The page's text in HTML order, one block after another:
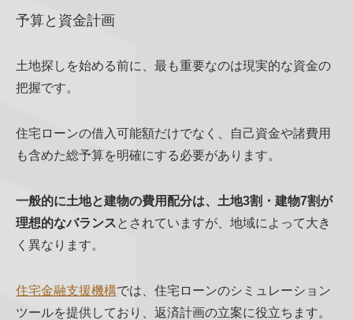
予算と資金計画
土地探しを始める前に、最も重要なのは現実的な資金の
把握です。
住宅ローンの借入可能額だけでなく、自己資金や諸費用
も含めた総予算を明確にする必要があります。
一般的に土地と建物の費用配分は、土地3割・建物7割が
理想的なバランスとされていますが、地域によって大き
く異なります。
住宅金融支援機構では、住宅ローンのシミュレーション
ツールを提供しており、返済計画の立案に役立ちます。